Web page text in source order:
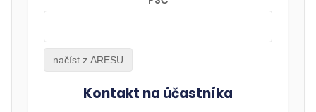
načíst z ARESU
Kontakt na účastníka